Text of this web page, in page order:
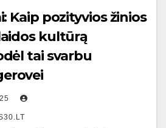
Kaip pozityvios žinios
kultūrą
tai svarbu